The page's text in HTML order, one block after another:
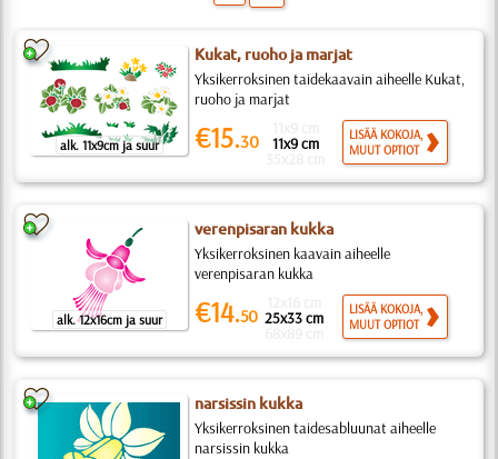
alk. 11x9cm ja suur
Kukat, ruoho ja marjat
Yksikerroksinen taidekaavain aiheelle Kukat,
ruoho ja marjat
€15.30 11x9 cm
LISÄÄ KOKOJA,
MUUT OPTIOT
alk. 12x16cm ja suur
verenpisaran kukka
Yksikerroksinen kaavain aiheelle
verenpisaran kukka
€14.50 25x33 cm
LISÄÄ KOKOJA,
MUUT OPTIOT
narsissin kukka
Yksikerroksinen taidesabluunat aiheelle
narsissin kukka